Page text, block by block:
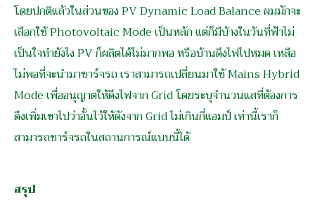
โดยปกติแล้วในส่วนของ PV Dynamic Load Balance ผมมักจะ
เลือกใช้ Photovoltaic Mode เป็นหลัก แต่ก็มีบ้างในวันที่ฟ้าไม่
เป็นใจทำยังไง PV ก็ผลิตได้ไม่มากพอ หรือบ้านดึงไฟไปหมด เหลือ
ไม่พอที่จะนำมาชาร์จรถ เราสามารถเปลี่ยนมาใช้ Mains Hybrid
Mode เพื่ออนุญาตให้ดึงไฟจาก Grid โดยระบุจำนวนแสที่ต้องการ
ดึงเพิ่มเขาไปว่าอั้นไว้ให้ดังจาก Grid ไม่เกินกี่แอมป์ เท่านี้เราก็
สามารถชาร์จรถในสถานการณ์แบบนี้ได้
สรุป